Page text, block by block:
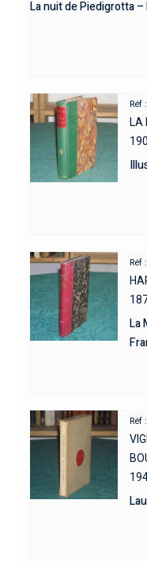
La nuit de Piedigrotta –
Réf
LA
Réf
La
Réf